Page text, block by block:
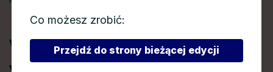
Wyzwania e-zdrowia
Co możesz zrobić:
Przejdź do strony bieżącej edycji